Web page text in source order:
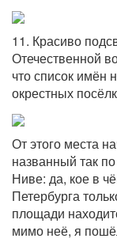
11. Красиво
Отечественной
что список
окрестных
От этого места
названный так
Ниве: да, кое в
Петербурга
площади
мимо неё, я